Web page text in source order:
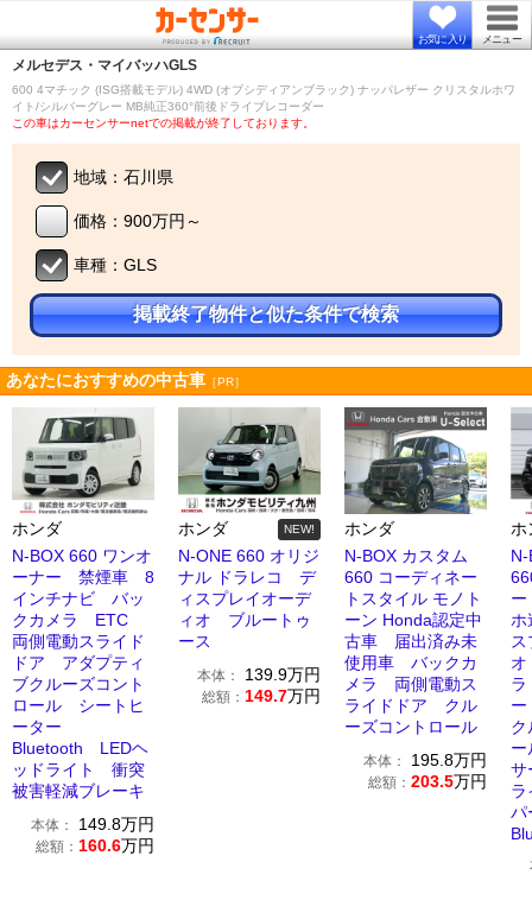
お気に入り メニュー
メルセデス・マイバッハGLS
600 4マチック (ISG搭載モデル) 4WD (オブシディアンブラック) ナッパレザー クリスタルホワ
イト/シルバーグレー MB純正360°前後ドライブレコーダー
この車はカーセンサーnetでの掲載が終了しております。
地域：石川県
価格：900万円～
車種：GLS
掲載終了物件と似た条件で検索
あなたにおすすめの中古車 ［PR］
ホンダ
N-BOX 660 ワンオ
ーナー 禁煙車 8
インチナビ バッ
クカメラ ETC
両側電動スライド
ドア アダプティ
ブクルーズコント
ロール シートヒ
ーター
Bluetooth LEDヘ
ッドライト 衝突
被害軽減ブレーキ
本体： 149.8万円
総額： 160.6万円
ホンダ NEW!
N-ONE 660 オリジ
ナル ドラレコ デ
ィスプレイオーデ
ィオ ブルートゥ
ース
本体： 139.9万円
総額： 149.7万円
ホンダ
N-BOX カスタム
660 コーディネー
トスタイル モノト
ーン Honda認定中
古車 届出済み未
使用車 バックカ
メラ 両側電動ス
ライドドア クル
ーズコントロール
本体： 195.8万円
総額： 203.5万円
ホ
ホ
ク
サ